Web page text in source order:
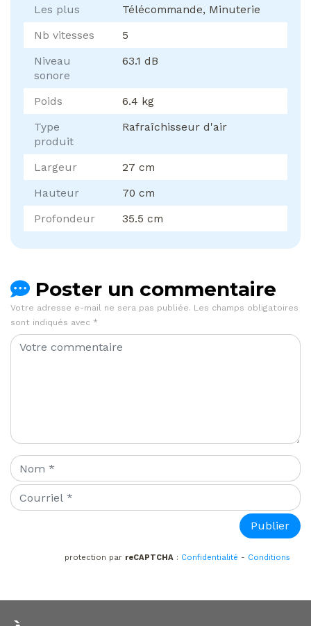
Les plus
Télécommande, Minuterie
Nb vitesses
5
Niveau
sonore
63.1 dB
Poids
6.4 kg
Type
produit
Rafraîchisseur d'air
Largeur
27 cm
Hauteur
70 cm
Profondeur
35.5 cm
Poster un commentaire
Votre adresse e-mail ne sera pas publiée. Les champs obligatoires
sont indiqués avec *
protection par reCAPTCHA : Confidentialité - Conditions